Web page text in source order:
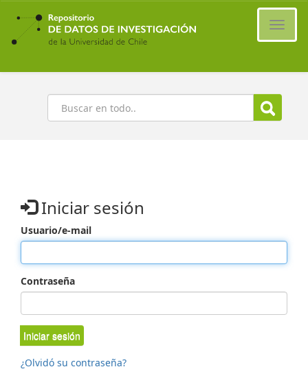
Ir
contenido
principal
Buscar
Iniciar sesión
Usuario/e-mail
Contraseña
Iniciar sesión
¿Olvidó su contraseña?